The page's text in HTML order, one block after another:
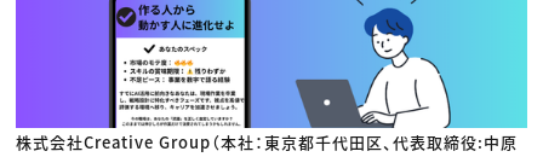
プロフェッショナル×つながる×メディア
株式会社Creative Group（本社：東京都千代田区、代表取締役:中原